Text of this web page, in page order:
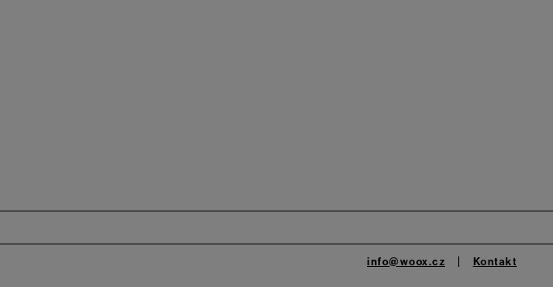
info@woox.cz Kontakt